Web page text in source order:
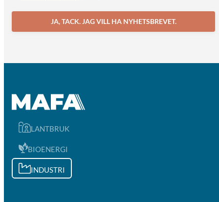
JA, TACK. JAG VILL HA NYHETSBREVET.
LANTBRUK
BIOENERGI
INDUSTRI